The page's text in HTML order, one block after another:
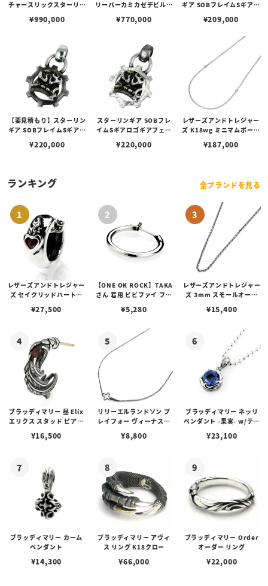
チャースリックスターリン
ス＆Sギアロゴ/特殊カット
00122740）【リングサイ
ズUS10.5(日本サイズ約2
3号)】
¥990,000
リーパーカミカゼデビルリ
18ギアロゴ/ステッチーズ/
ープガーネット/テクスチ
ャー（S000122737）【リ
ングサイズ：US11(日本サ
イズ約24号)】
¥770,000
ギア SOBフレイムSギアロ
w/スピニングテクスチャ
¥209,000
【要見積もり】スターリン
ギア SOBフレイムSギアロ
w/ハンドテクスチャー/コ
¥220,000
スターリンギア SOBフレ
イムSギアロゴギアフェイ
グテクスチャー/コパーシ
¥220,000
レザーズアンドトレジャー
ズ K18wg ミニマムポープ
イヤモンド w/K18wgアイ
¥187,000
ランキング 全ブランドを見る
レザーズアンドトレジャー
ズ セイクリッドハートピ
¥27,500
【ONE OK ROCK】TAKA
さん 着用 ビビファイ フー
¥5,280
レザーズアンドトレジャー
ズ 3mm スモールオーバ
ブスタークラスプ＆LTロ
¥15,400
ブラッディマリー 昼 Elix
エリクス スタッド ピアス
¥16,500
リリーエルランドソン プ
レイフォー ヴィーナスチ
¥8,800
ブラッディマリー ネッリ
ペンダント -果実- w/ティ
¥23,100
ブラッディマリー カーム
ペンダント
¥14,300
ブラッディマリー アヴィ
ス リング K18クロー
¥66,000
ブラッディマリー Order
オーダー リング
¥22,000